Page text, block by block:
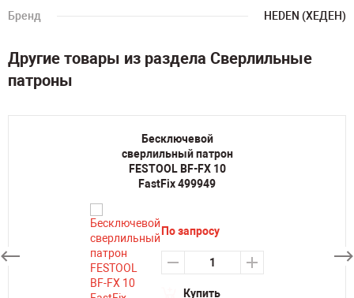
Бренд
HEDEN (ХЕДЕН)
Другие товары из раздела Сверлильные
патроны
Бесключевой
сверлильный патрон
FESTOOL BF-FX 10
FastFix 499949
По запросу
Купить